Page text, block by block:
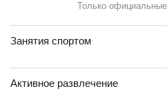
Только
Занятия спортом
Активное развлечение